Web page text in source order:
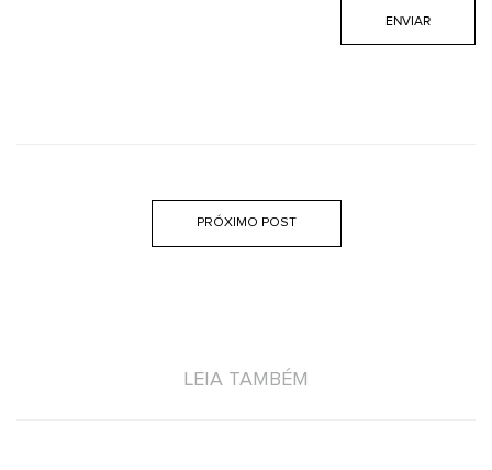
PRÓXIMO POST
LEIA TAMBÉM